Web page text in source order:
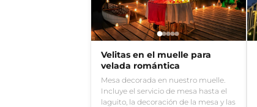
Velitas en el muelle para
velada romántica
Mesa decorada en nuestro muelle.
Incluye el servicio de mesa hasta el
laguito, la decoración de la mesa y las